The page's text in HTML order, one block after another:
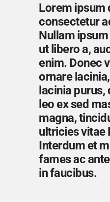
Lorem ipsum
consectetur
Nullam
ut libero a,
enim. Donec
ornare
lacinia purus,
leo ex sed
magna,
ultricies vitae
Interdum et
fames ac
in faucibus.